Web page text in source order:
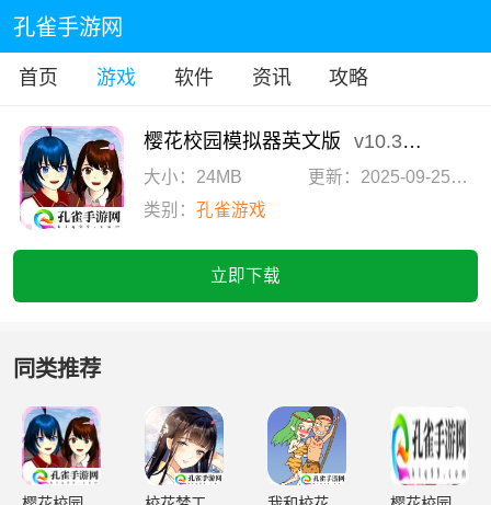
孔雀手游网
首页 游戏 软件 资讯 攻略
樱花校园模拟器英文版 v10.38.2.6
大小：24MB
更新：2025-09-25 16:54:09
类别：孔雀游戏
立即下载
同类推荐